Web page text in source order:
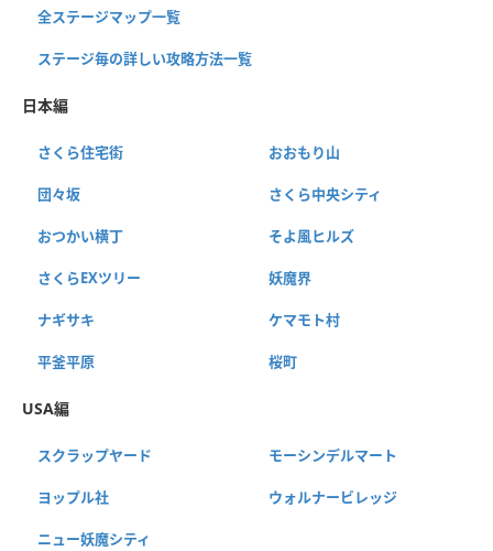
全ステージマップ一覧
ステージ毎の詳しい攻略方法一覧
日本編
さくら住宅街 おおもり山
団々坂 さくら中央シティ
おつかい横丁 そよ風ヒルズ
さくらEXツリー 妖魔界
ナギサキ ケマモト村
平釜平原 桜町
USA編
スクラップヤード モーシンデルマート
ヨップル社 ウォルナービレッジ
ニュー妖魔シティ